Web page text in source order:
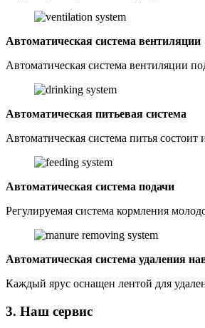
Автоматическая система вентиляции
Автоматическая система вентиляции
Автоматическая питьевая система
Автоматическая система питья
Автоматическая система подачи
Регулируемая система кормления
Автоматическая система удаления
Каждый ярус оснащен лентой для
3. Наш сервис